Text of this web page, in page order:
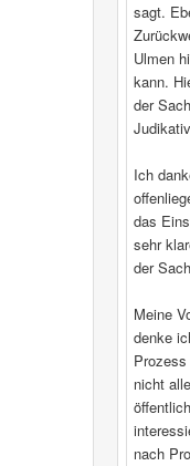
sagt.
Ulmen
kann.
der
Ich
das
sehr
der
Meine
denke
nicht
nach